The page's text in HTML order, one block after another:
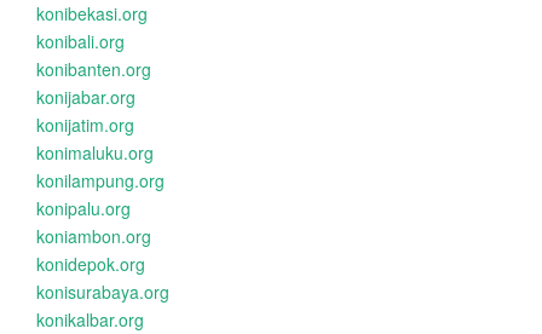
konibekasi.org
konibali.org
konibanten.org
konijabar.org
konijatim.org
konimaluku.org
konilampung.org
konipalu.org
koniambon.org
konidepok.org
konisurabaya.org
konikalbar.org